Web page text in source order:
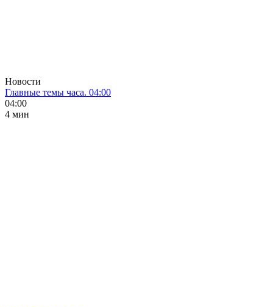
Новости
Главные темы часа. 04:00
04:00
4 мин